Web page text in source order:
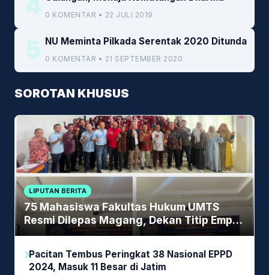
0 KOMENTAR • 22 JULI 2019
5 NU Meminta Pilkada Serentak 2020 Ditunda
0 KOMENTAR • 21 SEPTEMBER 2020
SOROTAN KHUSUS
LIPUTAN BERITA
75 Mahasiswa Fakultas Hukum UMTS
Resmi Dilepas Magang, Dekan Titip Empat
Pesan Penting
Pacitan Tembus Peringkat 38 Nasional EPPD
2024, Masuk 11 Besar di Jatim